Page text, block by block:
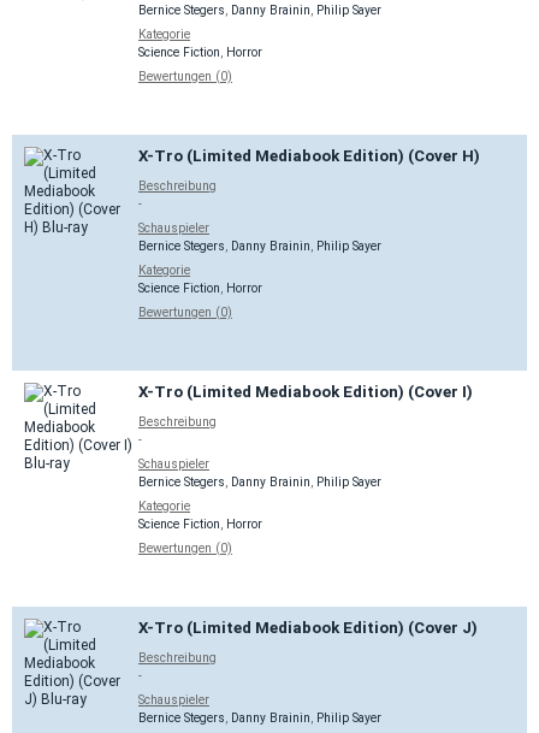
Bernice Stegers
Danny Brainin
Philip Sayer
Kategorie
Science Fiction
Horror
Bewertungen (0)
X-Tro (Limited Mediabook Edition) (Cover H)
Beschreibung
-
Schauspieler
Bernice Stegers
Danny Brainin
Philip Sayer
Kategorie
Science Fiction
Horror
Bewertungen (0)
X-Tro (Limited Mediabook Edition) (Cover I)
Beschreibung
-
Schauspieler
Bernice Stegers
Danny Brainin
Philip Sayer
Kategorie
Science Fiction
Horror
Bewertungen (0)
X-Tro (Limited Mediabook Edition) (Cover J)
Beschreibung
-
Schauspieler
Bernice Stegers
Danny Brainin
Philip Sayer